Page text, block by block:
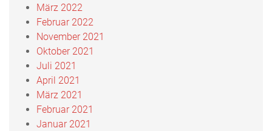
März 2022
Februar 2022
November 2021
Oktober 2021
Juli 2021
April 2021
März 2021
Februar 2021
Januar 2021